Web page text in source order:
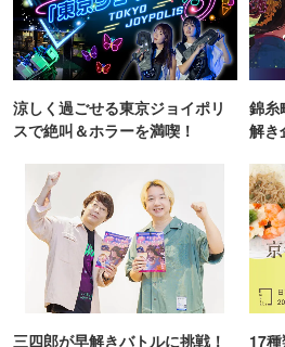
涼しく過ごせる東京ジョイポリ
スで絶叫＆ホラーを満喫！
錦糸
解き
三四郎が早解きバトルに挑戦！ 17